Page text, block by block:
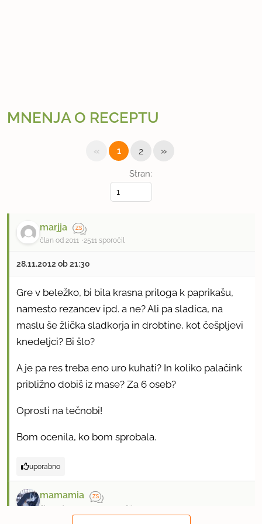
MNENJA O RECEPTU
Stran:
« 1 2 »
marjja
član od 2011 2511 sporočil
28.11.2012 ob 21:30
Gre v beležko, bi bila krasna priloga k paprikašu,
namesto rezancev ipd. a ne? Ali pa sladica, na
maslu še žlička sladkorja in drobtine, kot češpljevi
knedeljci? Bi šlo?
A je pa res treba eno uro kuhati? In koliko palačink
približno dobiš iz mase? Za 6 oseb?
Oprosti na tečnobi!
Bom ocenila, ko bom sprobala.
uporabno
mamamia
član od 2004 15868 sporočil